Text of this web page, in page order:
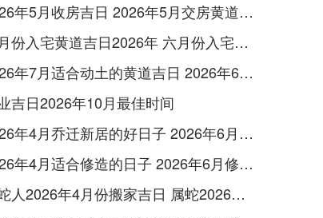
2026年5月收房吉日 2026年5月交房黄道吉日
六月份入宅黄道吉日2026年 六月份入宅黄道吉日查询
2026年7月适合动土的黄道吉日 2026年6月动土的黄道吉日
吉日2026年10月最佳时间
2026年4月乔迁新居的好日子 2026年6月乔迁入宅最好的日子
2026年4月适合修造的日子 2026年6月修造吉日
属蛇人2026年4月份搬家吉日 属蛇2026年4月最佳乔迁日期